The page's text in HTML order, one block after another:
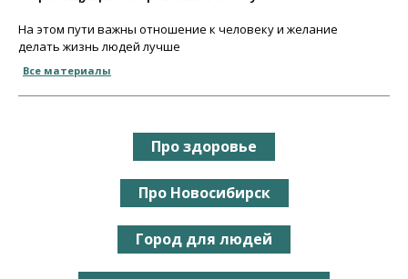
На этом пути важны отношение к человеку и желание
делать жизнь людей лучше
Все материалы
Про здоровье
Про Новосибирск
Город для людей